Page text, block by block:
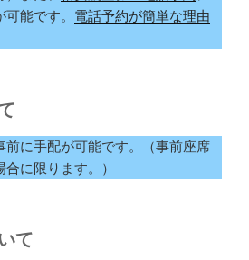
能です。 電話予約が簡単な理由
前に手配が可能です。（事前座席
に限ります。）
て